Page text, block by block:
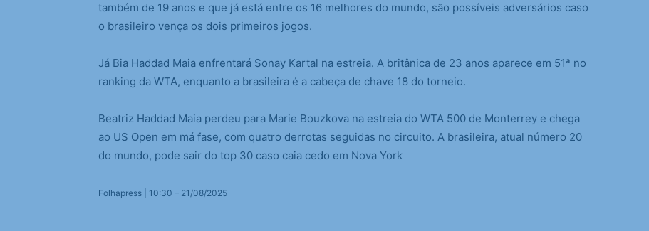
também de 19 anos e que já está entre os 16 melhores do mundo, são possíveis adversários caso
o brasileiro vença os dois primeiros jogos.
Já Bia Haddad Maia enfrentará Sonay Kartal na estreia. A britânica de 23 anos aparece em 51ª no
ranking da WTA, enquanto a brasileira é a cabeça de chave 18 do torneio.
Beatriz Haddad Maia perdeu para Marie Bouzkova na estreia do WTA 500 de Monterrey e chega
ao US Open em má fase, com quatro derrotas seguidas no circuito. A brasileira, atual número 20
do mundo, pode sair do top 30 caso caia cedo em Nova York
Folhapress | 10:30 – 21/08/2025